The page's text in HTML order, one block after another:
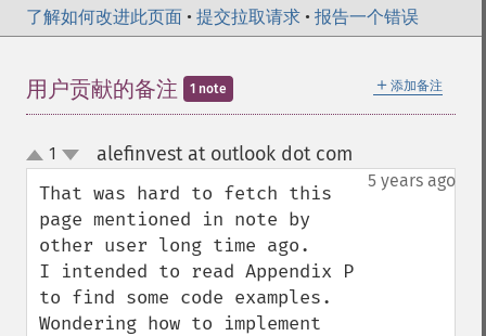
了解如何改进此页面 • 提交拉取请求 • 报告一个错误
＋ 添加备注
用户贡献的备注 1 note
up
down
1 alefinvest at outlook dot com
5 years ago
That was hard to fetch this
page mentioned in note by
other user long time ago.
I intended to read Appendix P
to find some code examples.
Wondering how to implement